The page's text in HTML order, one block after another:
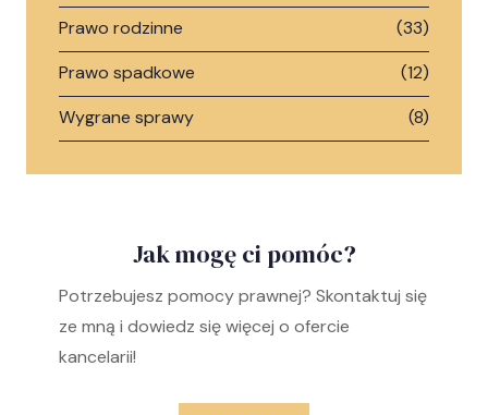
Prawo rodzinne
(33)
Prawo spadkowe
(12)
Wygrane sprawy
(8)
Jak mogę ci pomóc?
Potrzebujesz pomocy prawnej? Skontaktuj się
ze mną i dowiedz się więcej o ofercie
kancelarii!